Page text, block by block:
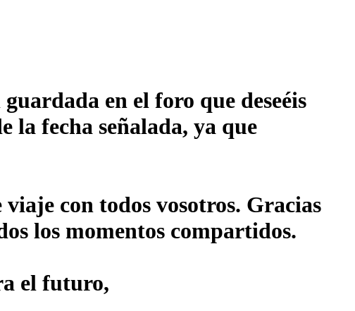
en el foro que deseéis
la fecha señalada, ya que
con todos vosotros. Gracias
los momentos compartidos.
el futuro,